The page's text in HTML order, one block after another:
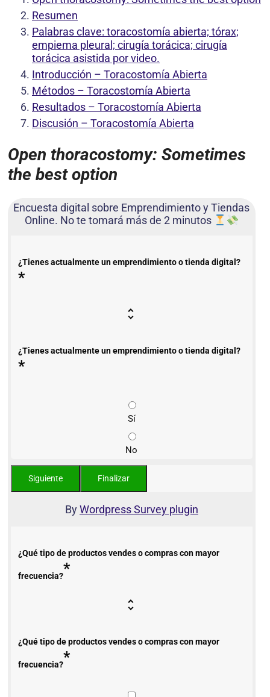
Resumen
Palabras clave: toracostomía abierta; tórax;
empiema pleural; cirugía torácica; cirugía
torácica asistida por video.
Introducción – Toracostomía Abierta
Métodos – Toracostomía Abierta
Resultados – Toracostomía Abierta
Discusión – Toracostomía Abierta
Open thoracostomy: Sometimes
the best option
Encuesta digital sobre Emprendimiento y Tiendas
Online. No te tomará más de 2 minutos
¿Tienes actualmente un emprendimiento o tienda digital?
*
¿Tienes actualmente un emprendimiento o tienda digital?
*
Sí
No
ByWordpress Survey plugin
¿Qué tipo de productos vendes o compras con mayor
frecuencia?*
¿Qué tipo de productos vendes o compras con mayor
frecuencia?*